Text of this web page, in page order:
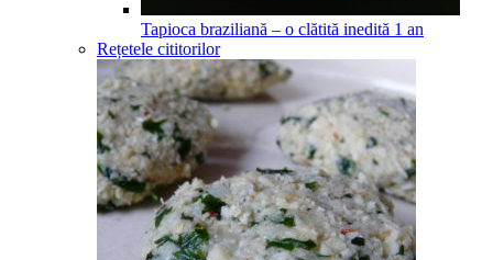
Tapioca braziliană – o clătită inedită 1 an
Rețetele cititorilor